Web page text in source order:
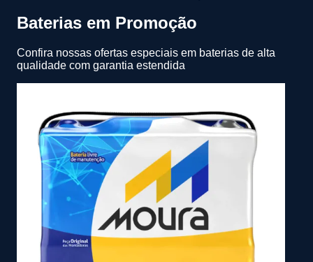
Baterias em Promoção
Confira nossas ofertas especiais em baterias de alta
qualidade com garantia estendida